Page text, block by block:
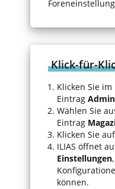
Klick-für-
Klicken Sie
Eintrag
Wählen Sie
Eintrag
Klicken Sie
ILIAS öffnet
Einstellungen
können.